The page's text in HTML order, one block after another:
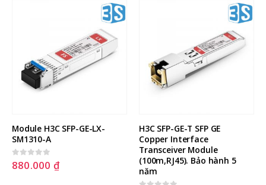
Module H3C SFP-GE-LX-
SM1310-A
0out of 5
880.000 ₫
H3C SFP-GE-T SFP GE
Copper Interface
Transceiver Module
(100m,RJ45). Bảo hành 5
năm